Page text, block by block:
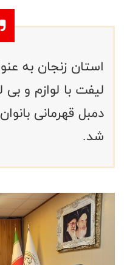
استان زنجان به
لیفت با لوازم و
دمبل قهرمانی
شد.